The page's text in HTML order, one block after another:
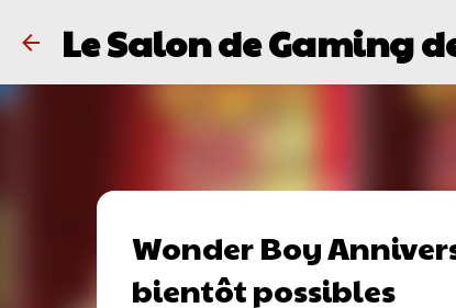
Le Salon de Gaming
Wonder Boy
bientôt possibles